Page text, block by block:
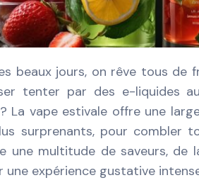
beaux jours, on rêve tous
tenter par des e-liquides
La vape estivale offre une
surprenants, pour combler
une multitude de saveurs,
expérience gustative